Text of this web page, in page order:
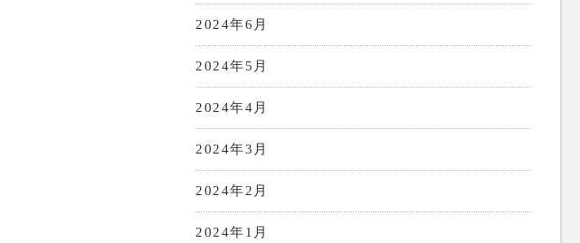
2024年6月
2024年5月
2024年4月
2024年3月
2024年2月
2024年1月